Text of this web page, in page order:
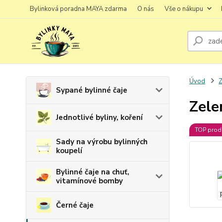
Bylinková poradna MAYA zdarma O nás Vše o nákupu
Sypané bylinné čaje
Jednotlivé byliny, koření
Sady na výrobu bylinných
koupelí
Bylinné čaje na chuť,
vitamínové bomby
Černé čaje
Úvod
TOP